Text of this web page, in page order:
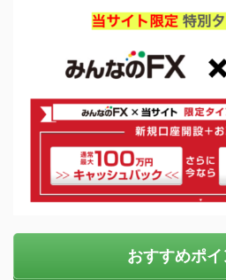
おすすめポイ